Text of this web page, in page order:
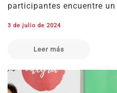
participantes encuentre un
3 de julio de 2024
Leer más